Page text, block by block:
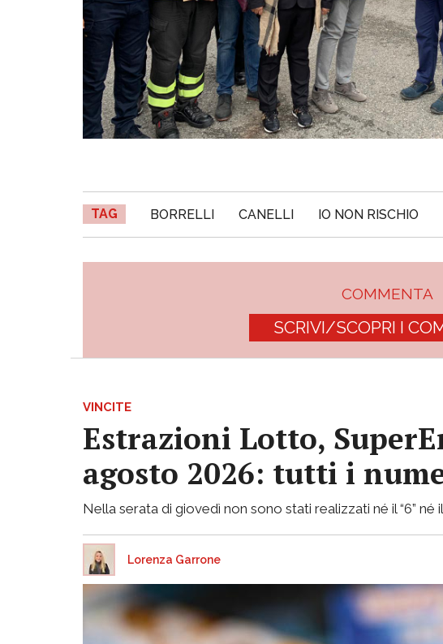
TAG BORRELLI CANELLI IO NON RISCHIO
COMMENTA
SCRIVI/SCOPRI I
VINCITE
Estrazioni Lotto,
agosto 2026: tutti i
Nella serata di giovedì non sono stati realizzati né il “6” né
Lorenza Garrone